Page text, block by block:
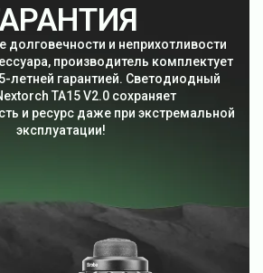
долговечности и неприхотливости
производитель комплектует
летней гарантией. Светодиодный
TA15 V2.0 сохраняет
и ресурс даже при экстремальной
эксплуатации!